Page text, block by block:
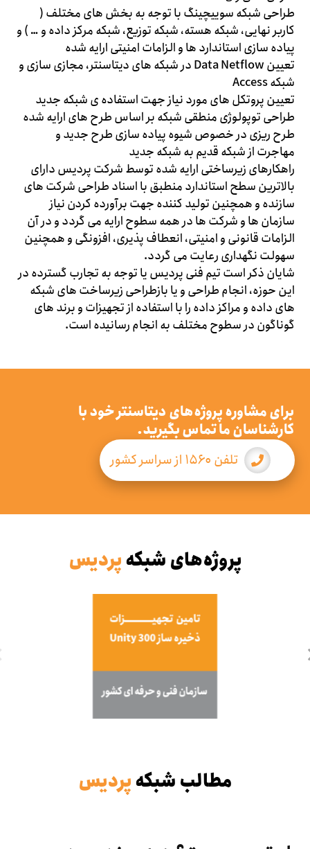
طراحی شبکه سوییچینگ با توجه به بخش های مختلف (
کاربر نهایی، شبکه هسته، شبکه توزیع، شبکه مرکز داده و … ) و
پیاده سازی استاندارد ها و الزامات امنیتی ارایه شده
تعیین Data Netflow در شبکه های دیتاسنتر، مجازی سازی و
شبکه Access
تعیین پروتکل های مورد نیاز جهت استفاده ی شبکه جدید
طراحی توپولوژی منطقی شبکه بر اساس طرح های ارایه شده
طرح ریزی در خصوص شیوه پیاده سازی طرح جدید و
مهاجرت از شبکه قدیم به شبکه جدید
راهکارهای زیرساختی ارایه شده توسط شرکت پردیس دارای
بالاترین سطح استاندارد منطبق با اسناد طراحی شرکت های
سازنده و همچنین تولید کننده جهت برآورده کردن نیاز
سازمان ها و شرکت ها در همه سطوح ارایه می گردد و در آن
الزامات قانونی و امنیتی، انعطاف پذیری، افزونگی و همچنین
سهولت نگهداری رعایت می گردد.
شایان ذکر است تیم فنی پردیس یا توجه به تجارب گسترده در
این حوزه، انجام طراحی و یا بازطراحی زیرساخت های شبکه
های داده و مراکز داده را با استفاده از تجهیزات و برند های
گوناگون در سطوح مختلف به انجام رسانیده است.
برای مشاوره پروژه‌های دیتاسنتر خود با
کارشناسان ما تماس بگیرید.
تلفن ۱۵۶۰ از سراسر کشور
پروژه‌های شبکهپردیس
مطالب شبکهپردیس